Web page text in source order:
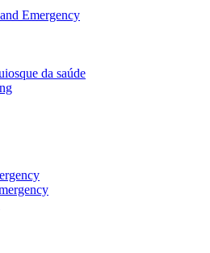
Emergency
da saúde